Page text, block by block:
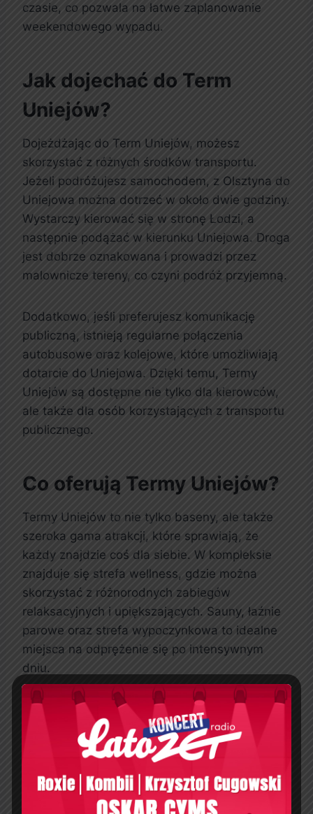
czasie, co pozwala na łatwe zaplanowanie
weekendowego wypadu.
Jak dojechać do Term
Uniejów?
Dojeżdżając do Term Uniejów, możesz
skorzystać z różnych środków transportu.
Jeżeli podróżujesz samochodem, z Olsztyna do
Uniejowa można dotrzeć w około dwie godziny.
Wystarczy kierować się w stronę Łodzi, a
następnie podążać w kierunku Uniejowa. Droga
jest dobrze oznakowana i prowadzi przez
malownicze tereny, co czyni podróż przyjemną.
Dodatkowo, jeśli preferujesz komunikację
publiczną, istnieją regularne połączenia
autobusowe oraz kolejowe, które umożliwiają
dotarcie do Uniejowa. Dzięki temu, Termy
Uniejów są dostępne nie tylko dla kierowców,
ale także dla osób korzystających z transportu
publicznego.
Co oferują Termy Uniejów?
Termy Uniejów to nie tylko baseny, ale także
szeroka gama atrakcji, które sprawiają, że
każdy znajdzie coś dla siebie. W kompleksie
znajduje się strefa wellness, gdzie można
skorzystać z różnorodnych zabiegów
relaksacyjnych i upiększających. Sauny, łaźnie
parowe oraz strefa wypoczynkowa to idealne
miejsca na odprężenie się po intensywnym
dniu.
Warto również wspomnieć o strefie zabaw dla
dzieci, która sprawia, że Termy Uniejów są
doskonałym miejscem na rodzinny
wypoczynek. Dzieci mogą korzystać z licznych
atrakcji wodnych, co pozwala rodzicom w pełni
cieszyć się chwilami relaksu. Dlatego Termy